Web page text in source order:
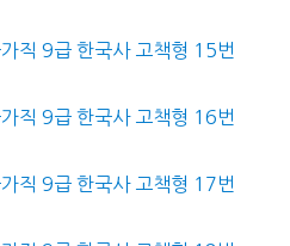
직 9급 한국사 고책형 15번
직 9급 한국사 고책형 16번
직 9급 한국사 고책형 17번